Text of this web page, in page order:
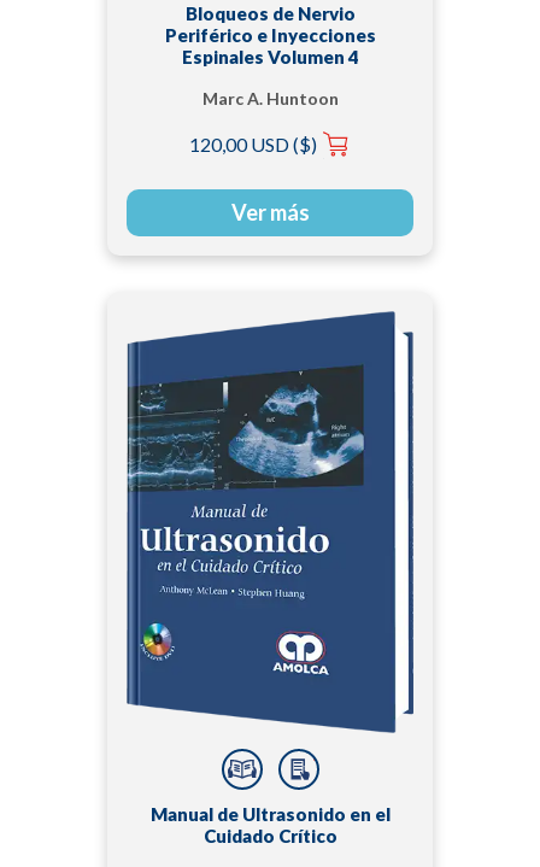
Bloqueos de Nervio
Periférico e Inyecciones
Espinales Volumen 4
Marc A. Huntoon
120,00 USD ($)
Ver más
Manual de Ultrasonido en el
Cuidado Crítico